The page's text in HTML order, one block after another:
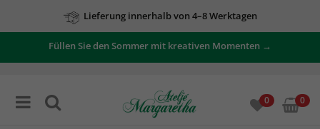
Lieferung innerhalb von 4–8 Werktagen
Füllen Sie den Sommer mit kreativen Momenten →
0 0